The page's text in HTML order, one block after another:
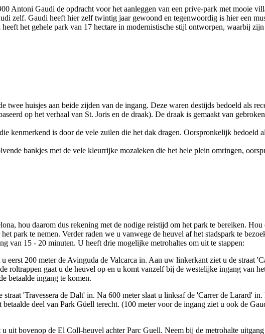
Antoni Gaudi de opdracht voor het aanleggen van een prive-park met mooie
zelf. Gaudi heeft hier zelf twintig jaar gewoond en tegenwoordig is hier een
het gehele park van 17 hectare in modernistische stijl ontworpen, waarbij
twee huisjes aan beide zijden van de ingang. Deze waren destijds bedoeld als
op het verhaal van St. Joris en de draak). De draak is gemaakt van
kenmerkend is door de vele zuilen die het dak dragen. Oorspronkelijk bedoeld
bankjes met de vele kleurrijke mozaïeken die het hele plein omringen,
hou daarom dus rekening met de nodige reistijd om het park te bereiken.
park te nemen. Verder raden we u vanwege de heuvel af het stadspark te
van 15 - 20 minuten. U heeft drie mogelijke metrohaltes om uit te stappen:
200 meter de Avinguda de Valcarca in. Aan uw linkerkant ziet u de straat
roltrappen gaat u de heuvel op en u komt vanzelf bij de westelijke ingang van
betaalde ingang te komen.
'Travessera de Dalt' in. Na 600 meter slaat u linksaf de 'Carrer de Larard' in.
deel van Park Güell terecht. (100 meter voor de ingang ziet u ook de
uit bovenop de El Coll-heuvel achter Parc Guell. Neem bij de metrohalte